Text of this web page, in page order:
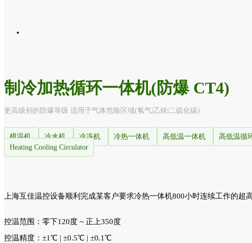
制冷加热循环一体机(防爆 CT4)
更高级别的防爆等级 适用于气体危险区域(氢气|乙炔|二硫化碳)
模温机 冷水机 冷冻机 冷热一体机 高低温一体机 高低温循
Heating Cooling Circulator
上海互佳温控设备顺利完成某客户要求冷热一体机800小时连续工作的超
控温范围：零下120度 ~ 正上350度
控温精度：±1℃ | ±0.5℃ | ±0.1℃